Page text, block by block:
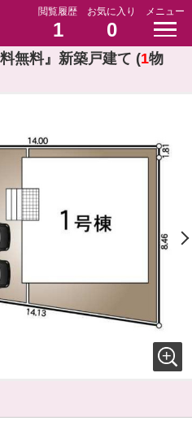
閲覧履歴
1
お気に入り
0
メニュー
無料』新築戸建て (1物